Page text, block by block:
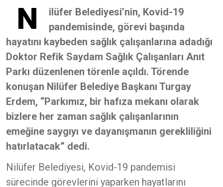
N
ilüfer Belediyesi’nin, Kovid-19
pandemisinde, görevi başında
hayatını kaybeden sağlık çalışanlarına adadığı
Doktor Refik Saydam Sağlık Çalışanları Anıt
Parkı düzenlenen törenle açıldı. Törende
konuşan Nilüfer Belediye Başkanı Turgay
Erdem, “Parkımız, bir hafıza mekanı olarak
bizlere her zaman sağlık çalışanlarının
emeğine saygıyı ve dayanışmanın gerekliliğini
hatırlatacak” dedi.
Nilüfer Belediyesi, Kovid-19 pandemisi
sürecinde görevlerini yaparken hayatlarını